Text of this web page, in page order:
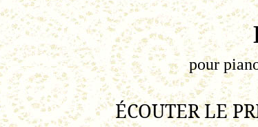
pour
ÉCOUTER LE